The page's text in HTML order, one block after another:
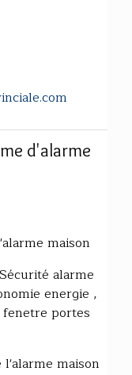
d'alarme
maison
alarme
energie ,
portes
maison